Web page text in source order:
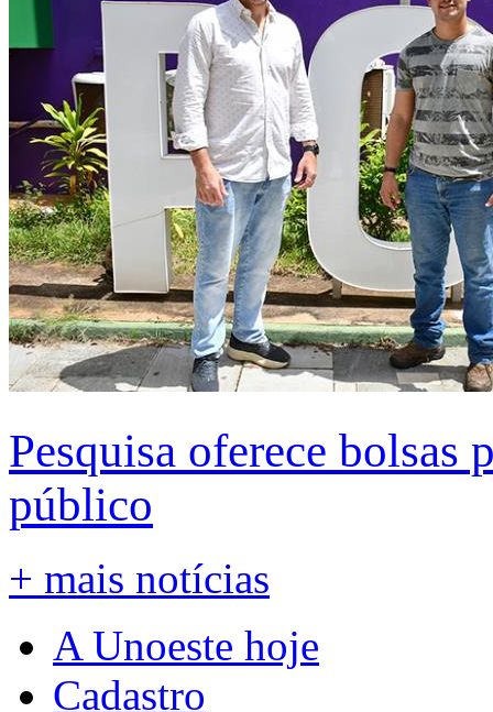
Pesquisa oferece bolsas
público
+ mais notícias
A Unoeste hoje
Cadastro